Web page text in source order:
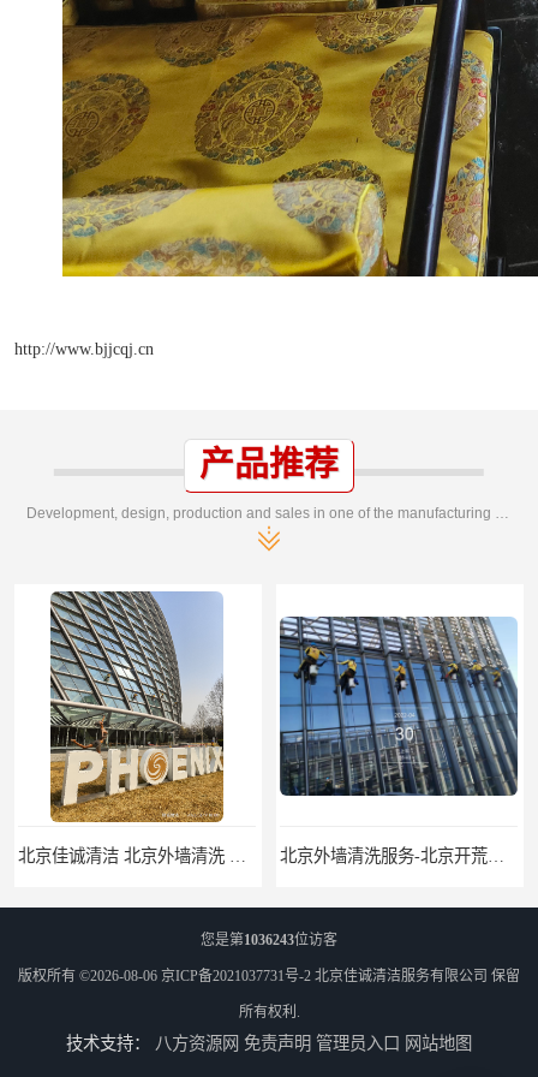
http://www.bjjcqj.cn
产品推荐
北京佳诚清洁 北京外墙清洗 北京开荒保洁 玻璃幕墙清洗 北京外墙清洗服务-北京开荒保洁亮化服务-北京物业清洁服务
您是第1036243位访客
版权所有 ©2026-08-06 京ICP备2021037731号-2 北京佳诚清洁服务有限公司 保留
所有权利.
技术支持： 八方资源网 免责声明 管理员入口 网站地图